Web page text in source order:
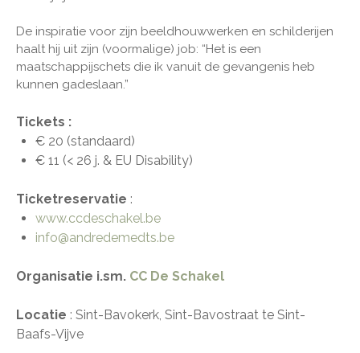
De inspiratie voor zijn beeldhouwwerken en schilderijen
haalt hij uit zijn (voormalige) job: “Het is een
maatschappijschets die ik vanuit de gevangenis heb
kunnen gadeslaan.”
Tickets :
€ 20 (standaard)
€ 11 (< 26 j. & EU Disability)
Ticketreservatie :
www.ccdeschakel.be
info@andredemedts.be
Organisatie i.sm. CC De Schakel
Locatie : Sint-Bavokerk, Sint-Bavostraat te Sint-
Baafs-Vijve